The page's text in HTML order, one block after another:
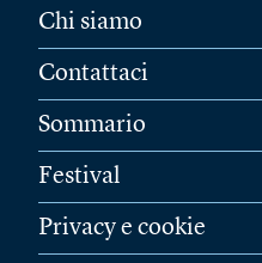
Chi siamo
Contattaci
Sommario
Festival
Privacy e cookie